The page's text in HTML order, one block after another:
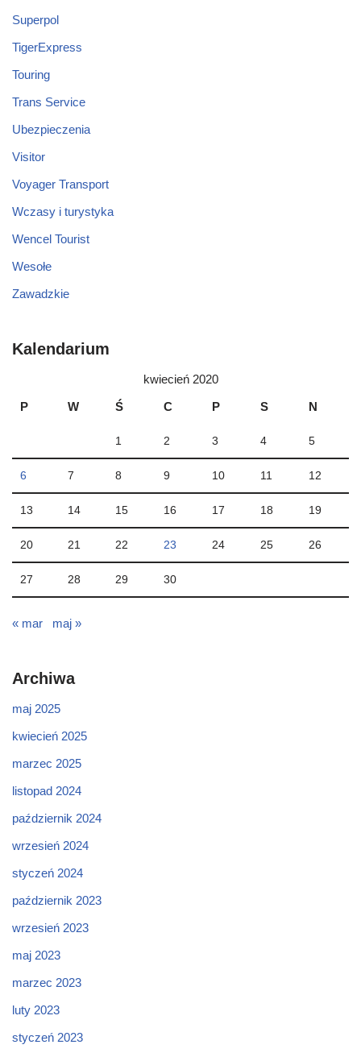
Superpol
TigerExpress
Touring
Trans Service
Ubezpieczenia
Visitor
Voyager Transport
Wczasy i turystyka
Wencel Tourist
Wesołe
Zawadzkie
Kalendarium
kwiecień 2020
P
W Ś C P S N
1 2 3 4 5
6 7 8 9 10 11 12
13 14 15 16 17 18 19
20 21 22 23 24 25 26
27 28 29 30
« mar maj »
Archiwa
maj 2025
kwiecień 2025
marzec 2025
listopad 2024
październik 2024
wrzesień 2024
styczeń 2024
październik 2023
wrzesień 2023
maj 2023
marzec 2023
luty 2023
styczeń 2023